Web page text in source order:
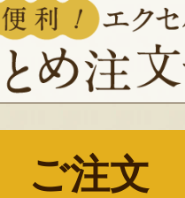
ご注文